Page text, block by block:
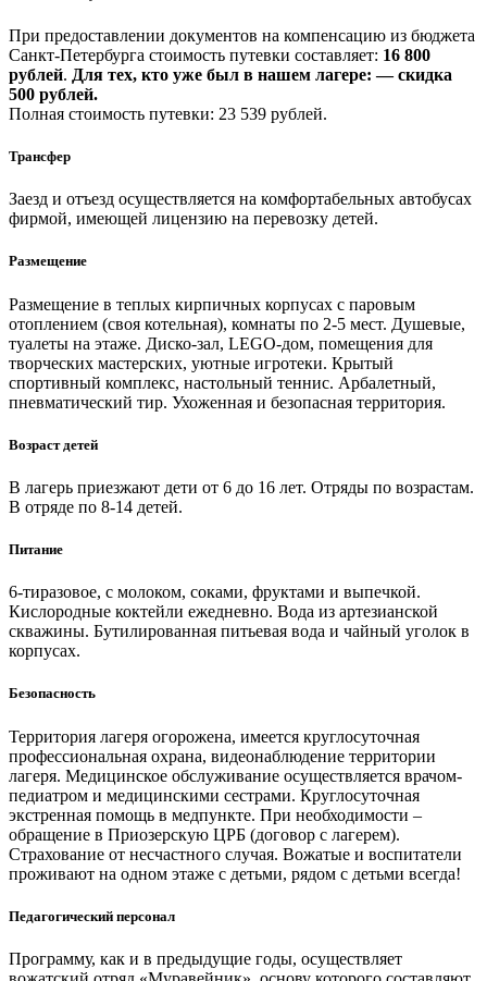
При предоставлении документов на компенсацию из бюджета
Санкт-Петербурга стоимость путевки составляет: 16 800
рублей. Для тех, кто уже был в нашем лагере: — скидка
500 рублей.
Полная стоимость путевки: 23 539 рублей.
Трансфер
Заезд и отъезд осуществляется на комфортабельных автобусах
фирмой, имеющей лицензию на перевозку детей.
Размещение
Размещение в теплых кирпичных корпусах с паровым
отоплением (своя котельная), комнаты по 2-5 мест. Душевые,
туалеты на этаже. Диско-зал, LEGO-дом, помещения для
творческих мастерских, уютные игротеки. Крытый
спортивный комплекс, настольный теннис. Арбалетный,
пневматический тир. Ухоженная и безопасная территория.
Возраст детей
В лагерь приезжают дети от 6 до 16 лет. Отряды по возрастам.
В отряде по 8-14 детей.
Питание
6-тиразовое, с молоком, соками, фруктами и выпечкой.
Кислородные коктейли ежедневно. Вода из артезианской
скважины. Бутилированная питьевая вода и чайный уголок в
корпусах.
Безопасность
Территория лагеря огорожена, имеется круглосуточная
профессиональная охрана, видеонаблюдение территории
лагеря. Медицинское обслуживание осуществляется врачом-
педиатром и медицинскими сестрами. Круглосуточная
экстренная помощь в медпункте. При необходимости –
обращение в Приозерскую ЦРБ (договор с лагерем).
Страхование от несчастного случая. Вожатые и воспитатели
проживают на одном этаже с детьми, рядом с детьми всегда!
Педагогический персонал
Программу, как и в предыдущие годы, осуществляет